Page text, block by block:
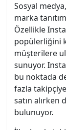
Sosyal
marka
Özellikle
popülerliğini
müşterilere
sunuyor.
bu noktada
fazla
satın alırken
bulunuyor.